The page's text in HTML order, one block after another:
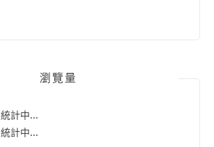
瀏覽量
統計中...
統計中...